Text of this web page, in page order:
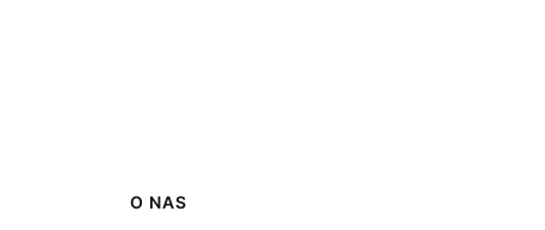
O NAS